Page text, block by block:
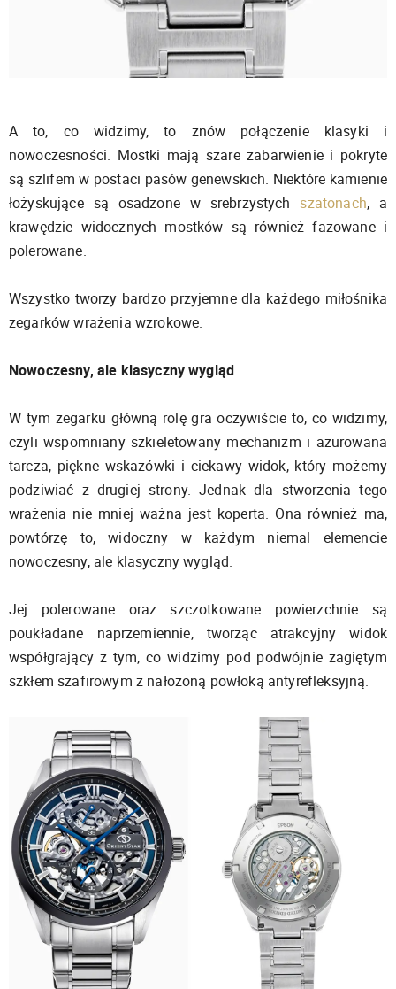
A to, co widzimy, to znów połączenie klasyki i
nowoczesności. Mostki mają szare zabarwienie i pokryte
są szlifem w postaci pasów genewskich. Niektóre kamienie
łożyskujące są osadzone w srebrzystych szatonach, a
krawędzie widocznych mostków są również fazowane i
polerowane.
Wszystko tworzy bardzo przyjemne dla każdego miłośnika
zegarków wrażenia wzrokowe.
Nowoczesny, ale klasyczny wygląd
W tym zegarku główną rolę gra oczywiście to, co widzimy,
czyli wspomniany szkieletowany mechanizm i ażurowana
tarcza, piękne wskazówki i ciekawy widok, który możemy
podziwiać z drugiej strony. Jednak dla stworzenia tego
wrażenia nie mniej ważna jest koperta. Ona również ma,
powtórzę to, widoczny w każdym niemal elemencie
nowoczesny, ale klasyczny wygląd.
Jej polerowane oraz szczotkowane powierzchnie są
poukładane naprzemiennie, tworząc atrakcyjny widok
współgrający z tym, co widzimy pod podwójnie zagiętym
szkłem szafirowym z nałożoną powłoką antyrefleksyjną.